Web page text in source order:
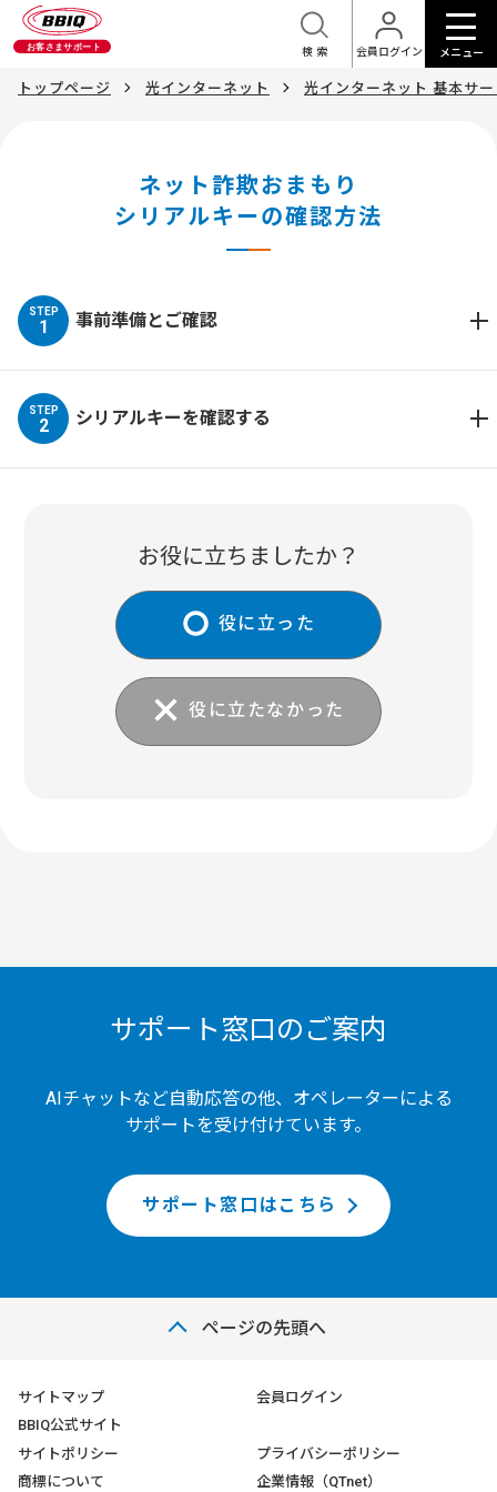
会員ログイン
検索 メニュー
トップページ 光インターネット 光インターネット 基本サ
ネット詐欺おまもり
シリアルキーの確認方法
STEP
1 事前準備とご確認
STEP
2 シリアルキーを確認する
お役に立ちましたか？
役に立った
役に立たなかった
サポート窓口のご案内
AIチャットなど自動応答の他、オペレーターによる
サポートを受け付けています。
サポート窓口はこちら
ページの先頭へ
サイトマップ
BBIQ公式サイト
会員ログイン
サイトポリシー
商標について
プライバシーポリシー
企業情報（QTnet）